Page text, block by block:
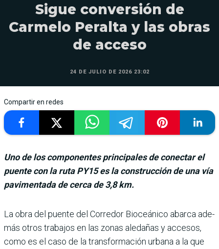
Sigue conversión de
Carmelo Peralta y las obras
de acceso
24 DE JULIO DE 2026 23:02
Compartir en redes
Uno de los componentes principales de conectar el
puente con la ruta PY15 es la construcción de una vía
pavimentada de cerca de 3,8 km.
La obra del puente del Corre­dor Bioceánico abarca ade­
más otros trabajos en las zonas aledañas y accesos,
como es el caso de la trans­formación urbana a la que